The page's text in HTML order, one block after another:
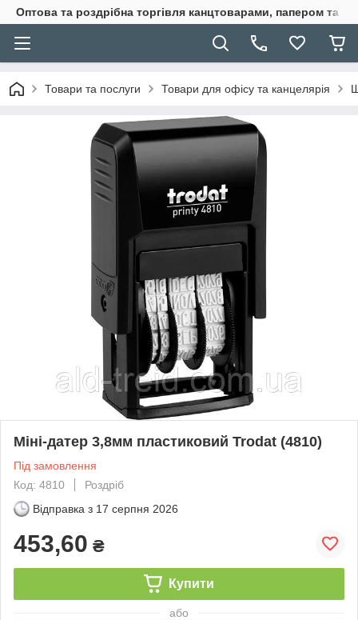
Оптова та роздрібна торгівля канцтоварами, папером та
Товари та послуги Товари для офісу та канцелярія
Міні-датер 3,8мм пластиковий Trodat (4810)
Під замовлення
Код: 4810
Роздріб
Відправка з 17 серпня 2026
453,60 ₴
Купити
або